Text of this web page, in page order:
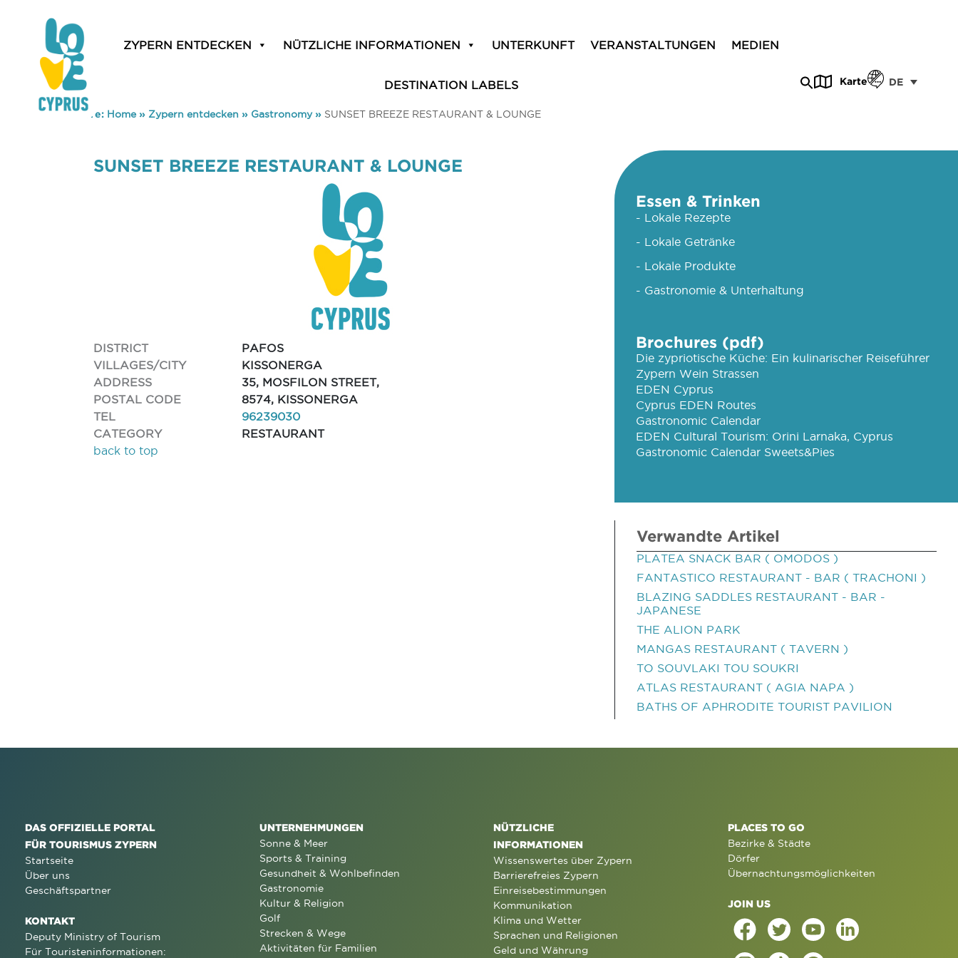
ZYPERN ENTDECKEN NÜTZLICHE INFORMATIONEN UNTERKUNFT VERANSTALTUNGEN MEDIEN
DESTINATION LABELS Karte DE
You are here: Home» Zypern entdecken » Gastronomy» SUNSET BREEZE RESTAURANT & LOUNGE
SUNSET BREEZE RESTAURANT & LOUNGE
DISTRICT
PAFOS
VILLAGES/CITY
KISSONERGA
ADDRESS
35, MOSFILON STREET,
POSTAL CODE
8574, KISSONERGA
TEL
96239030
CATEGORY
RESTAURANT
back to top
Essen & Trinken
- Lokale Rezepte
- Lokale Getränke
- Lokale Produkte
- Gastronomie & Unterhaltung
Brochures (pdf)
Die zypriotische Küche: Ein kulinarischer Reiseführer
Zypern Wein Strassen
EDEN Cyprus
Cyprus EDEN Routes
Gastronomic Calendar
EDEN Cultural Tourism: Orini Larnaka, Cyprus
Gastronomic Calendar Sweets&Pies
Verwandte Artikel
PLATEA SNACK BAR ( OMODOS )
FANTASTICO RESTAURANT - BAR ( TRACHONI )
BLAZING SADDLES RESTAURANT - BAR -
JAPANESE
THE ALION PARK
MANGAS RESTAURANT ( TAVERN )
TO SOUVLAKI TOU SOUKRI
ATLAS RESTAURANT ( AGIA NAPA )
BATHS OF APHRODITE TOURIST PAVILION
DAS OFFIZIELLE PORTAL
FÜR TOURISMUS ZYPERN
Startseite
Über uns
Geschäftspartner
KONTAKT
Deputy Ministry of Tourism
Für Touristeninformationen:
UNTERNEHMUNGEN
Sonne & Meer
Sports & Training
Gesundheit & Wohlbefinden
Gastronomie
Kultur & Religion
Golf
Strecken & Wege
Aktivitäten für Familien
NÜTZLICHE
INFORMATIONEN
Wissenswertes über Zypern
Barrierefreies Zypern
Einreisebestimmungen
Kommunikation
Klima und Wetter
Sprachen und Religionen
Geld und Währung
PLACES TO GO
Bezirke & Städte
Dörfer
Übernachtungsmöglichkeiten
JOIN US